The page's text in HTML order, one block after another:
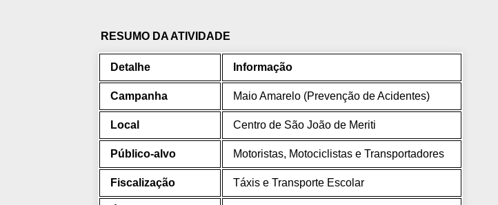
RESUMO DA ATIVIDADE
Detalhe Informação
Campanha Maio Amarelo (Prevenção de Acidentes)
Local Centro de São João de Meriti
Público-alvo Motoristas, Motociclistas e Transportadores
Fiscalização Táxis e Transporte Escolar